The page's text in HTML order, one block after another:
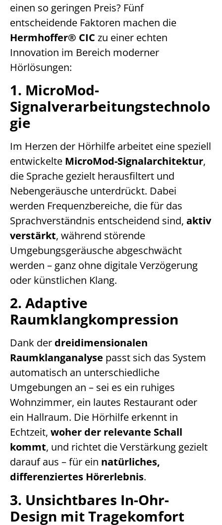
einen so geringen Preis? Fünf
entscheidende Faktoren machen die
Hermhoffer® CIC zu einer echten
Innovation im Bereich moderner
Hörlösungen:
1. MicroMod-
Signalverarbeitungstechnolo
gie
Im Herzen der Hörhilfe arbeitet eine speziell
entwickelte MicroMod-Signalarchitektur,
die Sprache gezielt herausfiltert und
Nebengeräusche unterdrückt. Dabei
werden Frequenzbereiche, die für das
Sprachverständnis entscheidend sind, aktiv
verstärkt, während störende
Umgebungsgeräusche abgeschwächt
werden – ganz ohne digitale Verzögerung
oder künstlichen Klang.
2. Adaptive
Raumklangkompression
Dank der dreidimensionalen
Raumklanganalyse passt sich das System
automatisch an unterschiedliche
Umgebungen an – sei es ein ruhiges
Wohnzimmer, ein lautes Restaurant oder
ein Hallraum. Die Hörhilfe erkennt in
Echtzeit, woher der relevante Schall
kommt, und richtet die Verstärkung gezielt
darauf aus – für ein natürliches,
differenziertes Hörerlebnis.
3. Unsichtbares In-Ohr-
Design mit Tragekomfort